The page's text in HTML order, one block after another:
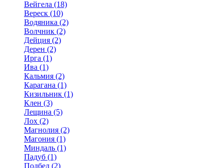
Вейгела (18)
Вереск (10)
Водяника (2)
Волчник (2)
Дейция (2)
Дерен (2)
Ирга (1)
Ива (1)
Кальмия (2)
Карагана (1)
Кизильник (1)
Клен (3)
Лещина (5)
Лох (2)
Магнолия (2)
Магония (1)
Миндаль (1)
Падуб (1)
Подбел (2)